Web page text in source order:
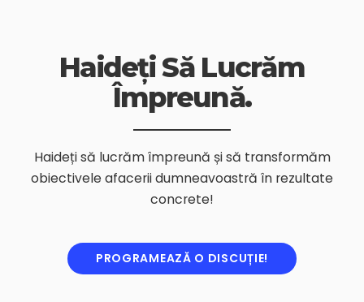
Haideți Să Lucrăm
Împreună.
Haideți să lucrăm împreună și să transformăm
obiectivele afacerii dumneavoastră în rezultate
concrete!
PROGRAMEAZĂ O DISCUȚIE!